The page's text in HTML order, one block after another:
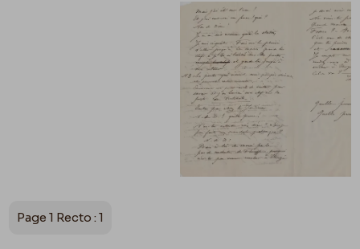
Belgique, Bruxelles, Bibliothèque royale de
Belgique, Cabinet des Manuscrits
Page 1 Recto : 1